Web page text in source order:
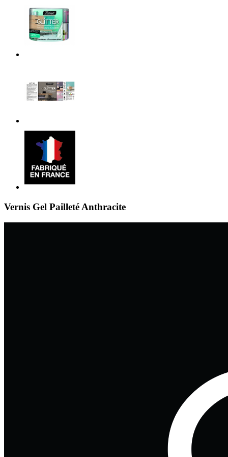
Vernis Gel Pailleté Anthracite